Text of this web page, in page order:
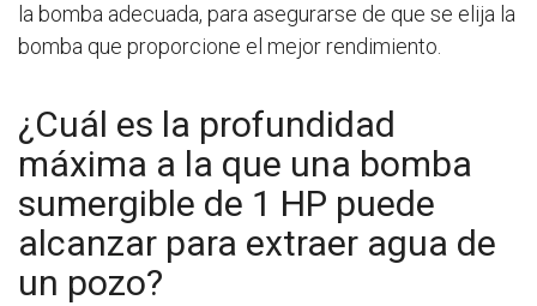
la bomba adecuada, para asegurarse de que se elija la
bomba que proporcione el mejor rendimiento.
¿Cuál es la profundidad
máxima a la que una bomba
sumergible de 1 HP puede
alcanzar para extraer agua de
un pozo?